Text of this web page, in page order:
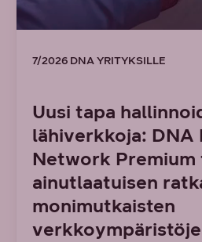
7/2026 DNA YRITYKSILLE
Uusi tapa
lähiverkkoja: DNA
Network Premium
ainutlaatuisen
monimutkaisten